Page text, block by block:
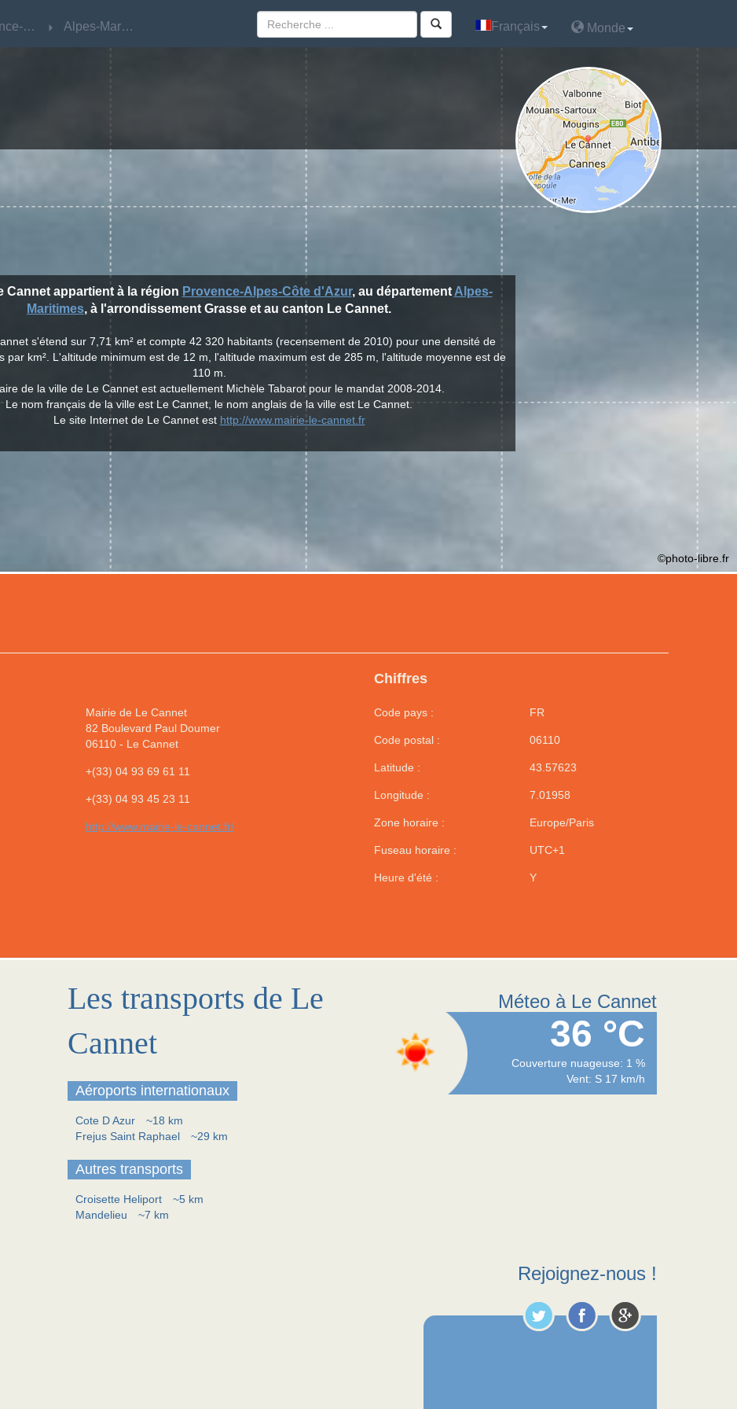
Provence-Alpes-Côte d'Azur Alpes-Maritimes Français Monde
Mairie de Le Cannet
82 Boulevard Paul Doumer
06110- Le Cannet
+(33) 04 93 69 61 11
+(33) 04 93 45 23 11
http://www.mairie-le-cannet.fr/
Chiffres
Code pays : FR
Code postal : 06110
Latitude : 43.57623
Longitude : 7.01958
Zone horaire : Europe/Paris
Fuseau horaire : UTC+1
Heure d'été : Y
Cannet appartient à la région Provence-Alpes-Côte d'Azur, au département Alpes-
Maritimes, à l'arrondissement Grasse et au canton Le Cannet.
s'étend sur 7,71 km² et compte 42 320 habitants (recensement de 2010) pour une densité de
par km². L'altitude minimum est de 12 m, l'altitude maximum est de 285 m, l'altitude moyenne est de
110 m.
de la ville de Le Cannet est actuellement Michèle Tabarot pour le mandat 2008-2014.
Le nom français de la ville est Le Cannet, le nom anglais de la ville est Le Cannet.
Le site Internet de Le Cannet est http://www.mairie-le-cannet.fr
©photo-libre.fr
Les transports de Le
Cannet
Aéroports internationaux
Cote D Azur
~18 km
Frejus Saint Raphael
~29 km
Autres transports
Croisette Heliport
~5 km
Mandelieu
~7 km
Méteo à Le Cannet
36 °C
Couverture nuageuse: 1 %
Vent: S 17 km/h
Rejoignez-nous !
Provence-Alpes-Côte d'Azur Alpes-Maritimes Français Monde